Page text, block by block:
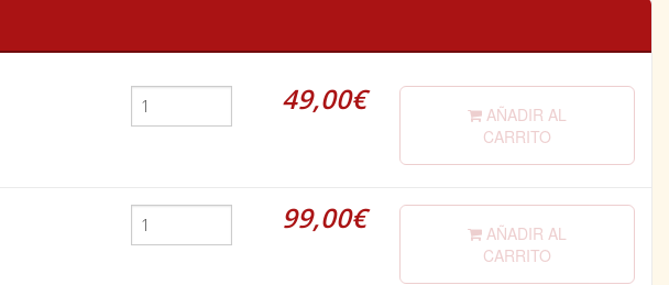
49,00€
AÑADIR AL
CARRITO
99,00€
AÑADIR AL
CARRITO